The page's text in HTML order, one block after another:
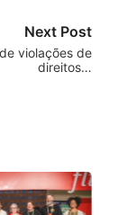
Next Post
violações de
direitos…